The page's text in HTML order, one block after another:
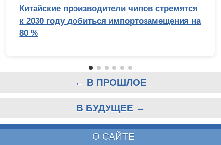
Китайские производители чипов стремятся
к 2030 году добиться импортозамещения на
80 %
← В ПРОШЛОЕ
В БУДУЩЕЕ →
О САЙТЕ